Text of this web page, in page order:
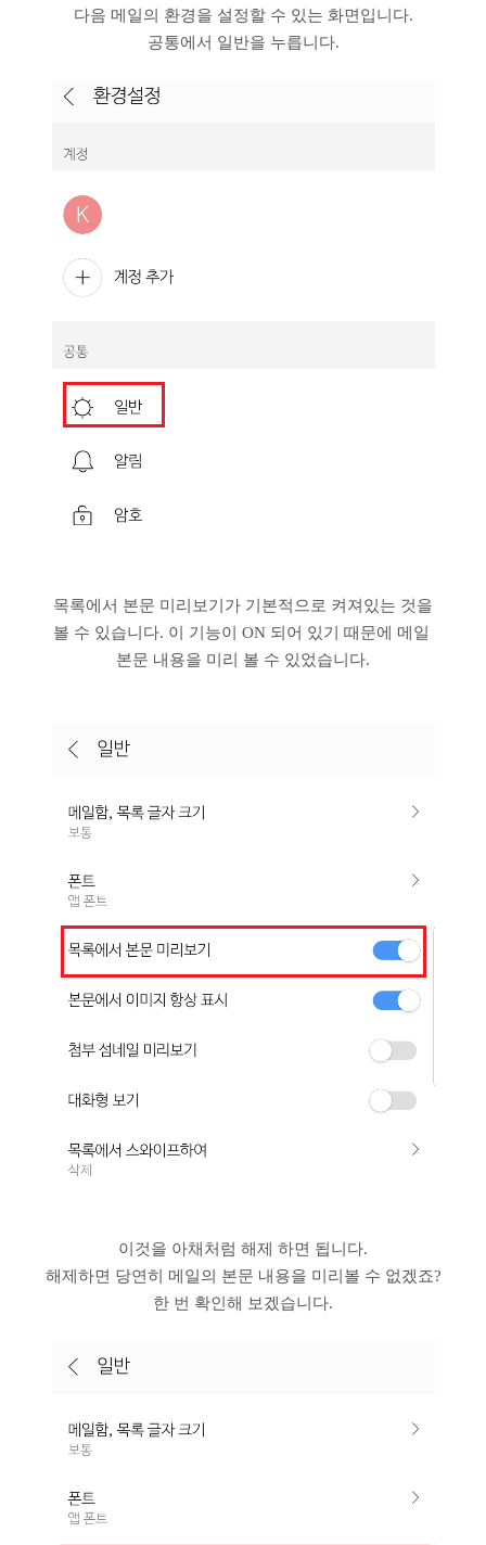
다음 메일의 환경을 설정할 수 있는 화면입니다.
공통에서 일반을 누릅니다.
목록에서 본문 미리보기가 기본적으로 켜져있는 것을
볼 수 있습니다. 이 기능이 ON 되어 있기 때문에 메일
본문 내용을 미리 볼 수 있었습니다.
이것을 아채처럼 해제 하면 됩니다.
해제하면 당연히 메일의 본문 내용을 미리볼 수 없겠죠?
한 번 확인해 보겠습니다.